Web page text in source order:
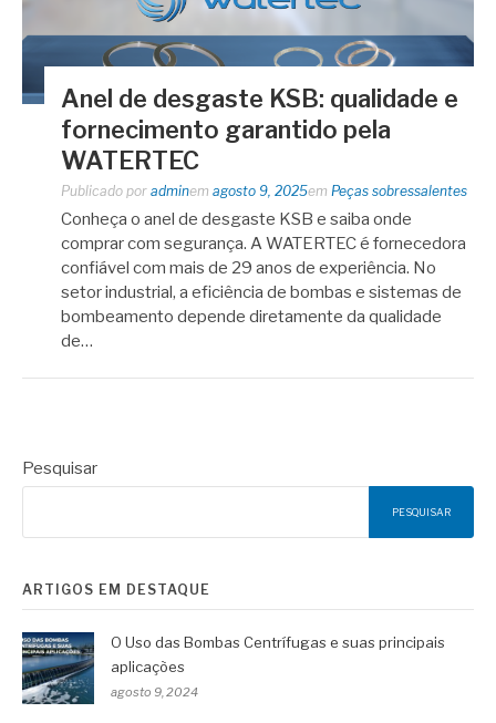
Anel de desgaste KSB: qualidade e
fornecimento garantido pela
WATERTEC
Publicado por adminem agosto 9, 2025em Peças sobressalentes
Conheça o anel de desgaste KSB e saiba onde
comprar com segurança. A WATERTEC é fornecedora
confiável com mais de 29 anos de experiência. No
setor industrial, a eficiência de bombas e sistemas de
bombeamento depende diretamente da qualidade
de…
Pesquisar
PESQUISAR
ARTIGOS EM DESTAQUE
O Uso das Bombas Centrífugas e suas principais
aplicações
agosto 9, 2024